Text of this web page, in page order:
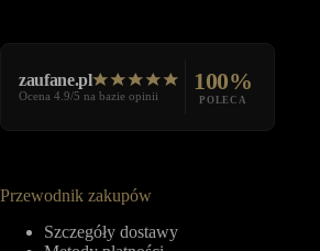
zaufane.pl
Ocena 4.9/5 na bazie opinii
100%
POLECA
Przewodnik zakupów
Szczegóły dostawy